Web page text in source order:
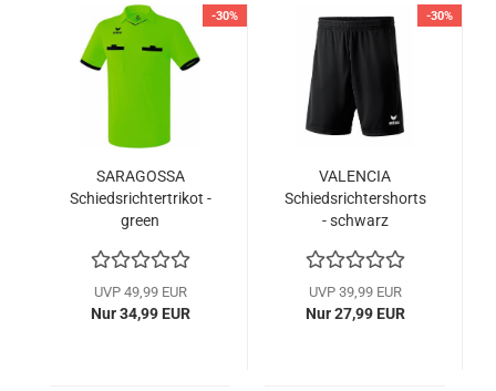
-30%
SARAGOSSA
Schiedsrichtertrikot -
green
UVP 49,99 EUR
Nur 34,99 EUR
-30%
VALENCIA
Schiedsrichtershorts
- schwarz
UVP 39,99 EUR
Nur 27,99 EUR